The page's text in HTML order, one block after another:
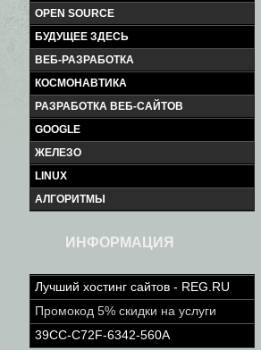
OPEN SOURCE
БУДУЩЕЕ ЗДЕСЬ
ВЕБ-РАЗРАБОТКА
КОСМОНАВТИКА
РАЗРАБОТКА ВЕБ-САЙТОВ
GOOGLE
ЖЕЛЕЗО
LINUX
АЛГОРИТМЫ
ИНФОРМАЦИЯ
Лучший хостинг сайтов - REG.RU
Промокод 5% скидки на услуги
39CC-C72F-6342-560A